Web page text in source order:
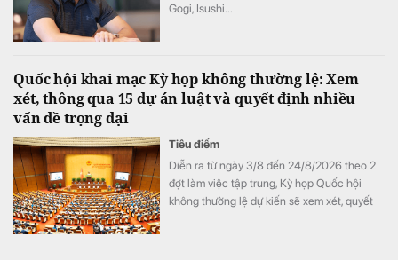
Gogi, Isushi...
Quốc hội khai mạc Kỳ họp không thường lệ: Xem
xét, thông qua 15 dự án luật và quyết định nhiều
vấn đề trọng đại
Tiêu điểm
Diễn ra từ ngày 3/8 đến 24/8/2026 theo 2
đợt làm việc tập trung, Kỳ họp Quốc hội
không thường lệ dự kiến sẽ xem xét, quyết